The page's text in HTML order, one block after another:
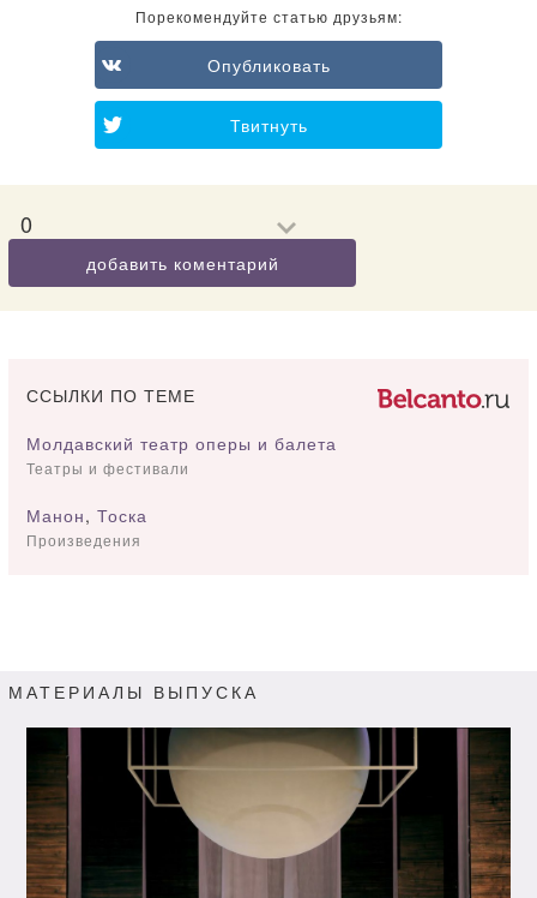
Порекомендуйте статью друзьям:
Опубликовать
Твитнуть
0
добавить коментарий
ССЫЛКИ ПО ТЕМЕ
Молдавский театр оперы и балета
Театры и фестивали
Манон, Тоска
Произведения
МАТЕРИАЛЫ ВЫПУСКА